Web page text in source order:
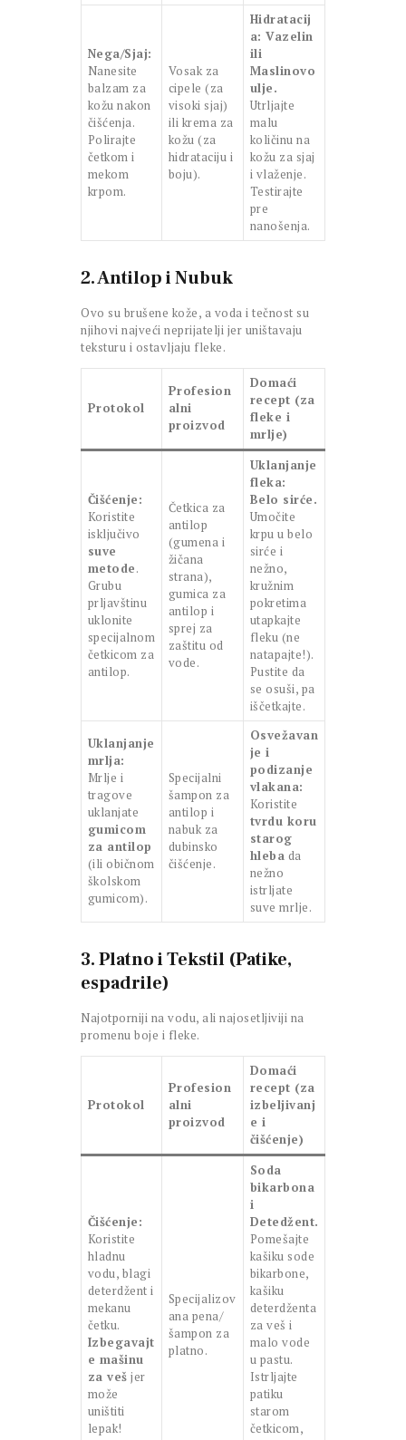
Nega/Sjaj:
Nanesite
balzam za
kožu nakon
čišćenja.
Polirajte
četkom i
mekom
krpom.
Vosak za
cipele (za
visoki sjaj)
ili krema za
kožu (za
hidrataciju i
boju).
Hidratacij
a: Vazelin
ili
Maslinovo
ulje.
Utrljajte
malu
količinu na
kožu za sjaj
i vlaženje.
Testirajte
pre
nanošenja.
2. Antilop i Nubuk
Ovo su brušene kože, a voda i tečnost su
njihovi najveći neprijatelji jer uništavaju
teksturu i ostavljaju fleke.
Protokol
Profesion
alni
proizvod
Domaći
recept (za
fleke i
mrlje)
Čišćenje:
Koristite
isključivo
suve
metode.
Grubu
prljavštinu
uklonite
specijalnom
četkicom za
antilop.
Četkica za
antilop
(gumena i
žičana
strana),
gumica za
antilop i
sprej za
zaštitu od
vode.
Uklanjanje
fleka:
Belo sirće.
Umočite
krpu u belo
sirće i
nežno,
kružnim
pokretima
utapkajte
fleku (ne
natapajte!).
Pustite da
se osuši, pa
iščetkajte.
Uklanjanje
mrlja:
Mrlje i
tragove
uklanjate
gumicom
za antilop
(ili običnom
školskom
gumicom).
Specijalni
šampon za
antilop i
nabuk za
dubinsko
čišćenje.
Osvežavan
je i
podizanje
vlakana:
Koristite
tvrdu koru
starog
hleba da
nežno
istrljate
suve mrlje.
3. Platno i Tekstil (Patike,
espadrile)
Najotporniji na vodu, ali najosetljiviji na
promenu boje i fleke.
Protokol
Profesion
alni
proizvod
Domaći
recept (za
izbeljivanj
e i
čišćenje)
Čišćenje:
Koristite
hladnu
vodu, blagi
deterdžent i
mekanu
četku.
Izbegavajt
e mašinu
za veš jer
može
uništiti
lepak!
Specijalizov
ana pena/
šampon za
platno.
Soda
bikarbona
i
Detedžent.
Pomešajte
kašiku sode
bikarbone,
kašiku
deterdženta
za veš i
malo vode
u pastu.
Istrljajte
patiku
starom
četkicom,